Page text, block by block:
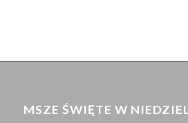
MSZE ŚWIĘTE W